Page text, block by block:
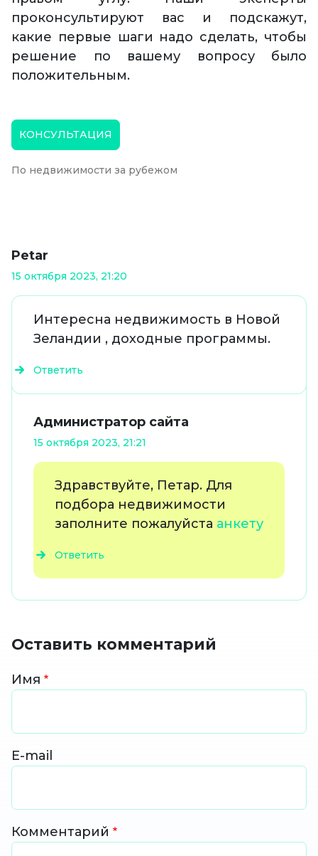
проконсультируют вас и подскажут,
какие первые шаги надо сделать, чтобы
решение по вашему вопросу было
положительным.
КОНСУЛЬТАЦИЯ
По недвижимости за рубежом
Petar
15 октября 2023, 21:20
Интересна недвижимость в Новой
Зеландии , доходные программы.
Ответить
Администратор сайта
15 октября 2023, 21:21
Здравствуйте, Петар. Для
подбора недвижимости
заполните пожалуйста анкету
Ответить
Оставить комментарий
Имя
E-mail
Комментарий